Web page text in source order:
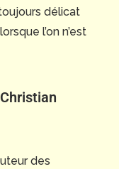
délicat
l’on n’est
des